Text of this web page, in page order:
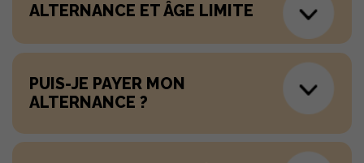
ALTERNANCE ET ÂGE LIMITE
PUIS-JE PAYER MON
ALTERNANCE ?